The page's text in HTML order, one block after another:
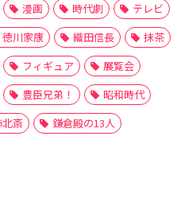
漫画 時代劇
テレビ
徳川家康 織田信長
抹茶
フィギュア
展覧会
豊臣兄弟！
昭和時代
斎 鎌倉殿の13人